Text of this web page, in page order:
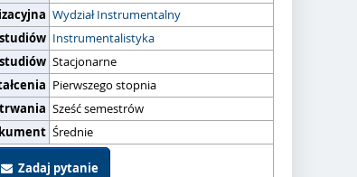
Wydział Instrumentalny
Instrumentalistyka
Stacjonarne
Pierwszego stopnia
trwania Sześć semestrów
Średnie
Zadaj pytanie